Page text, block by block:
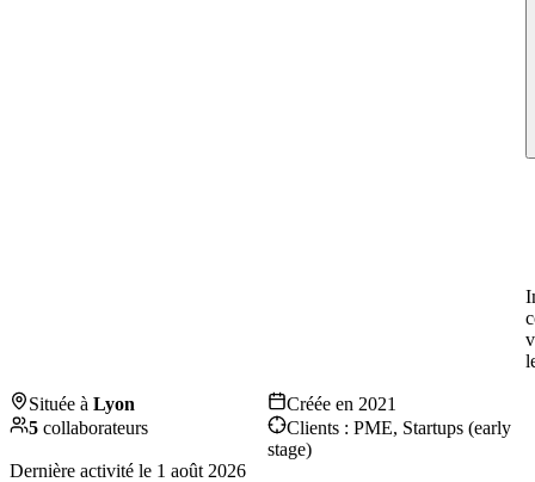
Située à Lyon Créée en 2021
5 collaborateurs Clients : PME, Startups (early
stage)
Dernière activité le 1 août 2026